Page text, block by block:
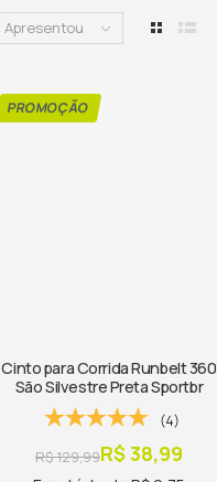
Apresentou
Cinto para Corrida Runbelt 360
São Silvestre Preta Sportbr
(4)
R$ 38,99
R$ 129,99